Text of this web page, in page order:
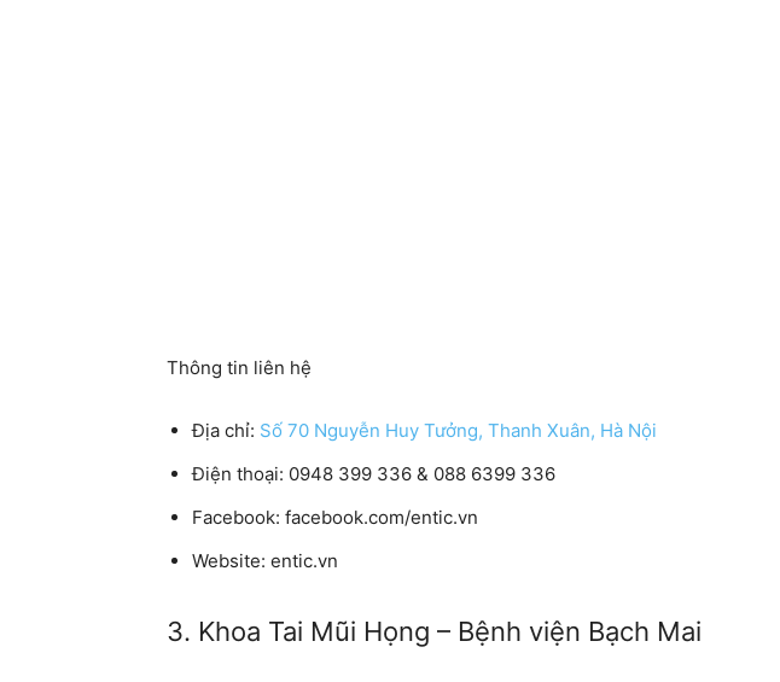
Thông tin liên hệ
Địa chỉ: Số 70 Nguyễn Huy Tưởng, Thanh Xuân, Hà Nội
Điện thoại: 0948 399 336 & 088 6399 336
Facebook: facebook.com/entic.vn
Website: entic.vn
3. Khoa Tai Mũi Họng – Bệnh viện Bạch Mai